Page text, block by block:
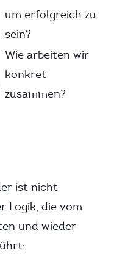
um erfolgreich zu
sein?
Wie arbeiten wir
konkret
zusammen?
ist nicht
Logik, die vom
und wieder